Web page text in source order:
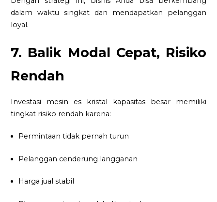
dalam waktu singkat dan mendapatkan pelanggan
loyal.
7. Balik Modal Cepat, Risiko
Rendah
Investasi mesin es kristal kapasitas besar memiliki
tingkat risiko rendah karena:
Permintaan tidak pernah turun
Pelanggan cenderung langganan
Harga jual stabil